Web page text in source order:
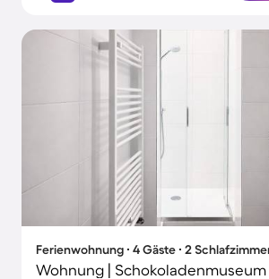
Ferienwohnung ∙ 4 Gäste ∙ 2
Wohnung | Schokoladenmuseum